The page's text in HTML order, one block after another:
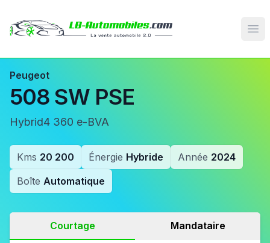
Peugeot
508 SW PSE
Hybrid4 360 e-BVA
Kms 20 200 Énergie Hybride Année 2024
Boîte Automatique
Courtage Mandataire